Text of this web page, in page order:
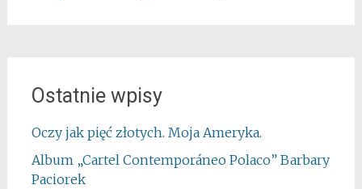
Ostatnie wpisy
Oczy jak pięć złotych. Moja Ameryka.
Album „Cartel Contemporáneo Polaco” Barbary
Paciorek